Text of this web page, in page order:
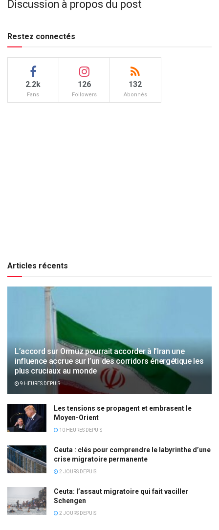
Discussion à propos du post
Restez connectés
2.2k
Fans
126
Followers
132
Abonnés
Articles récents
L’accord sur Ormuz pourrait accorder à l’Iran une
influence accrue sur l’un des corridors énergétique les
plus cruciaux au monde
9 HEURES DEPUIS
Les tensions se propagent et embrasent le
Moyen-Orient
10 HEURES DEPUIS
Ceuta : clés pour comprendre le labyrinthe d’une
crise migratoire permanente
2 JOURS DEPUIS
Ceuta: l’assaut migratoire qui fait vaciller
Schengen
2 JOURS DEPUIS